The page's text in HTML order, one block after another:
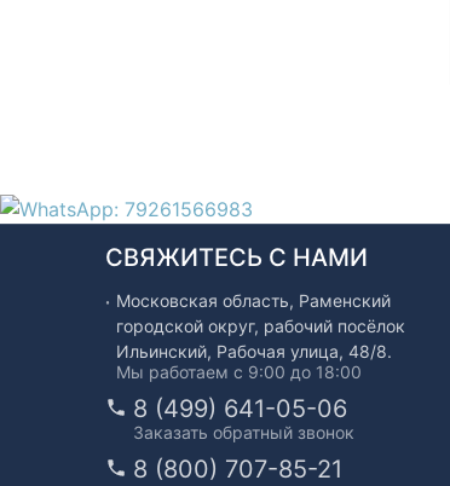
СВЯЖИТЕСЬ С НАМИ
Московская область, Раменский
городской округ, рабочий посёлок
Ильинский, Рабочая улица, 48/8.
Мы работаем с 9:00 до 18:00
8 (499) 641-05-06
Заказать обратный звонок
8 (800) 707-85-21